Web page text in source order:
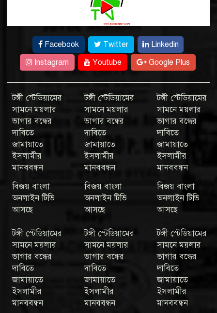
Facebook Twitter
Linkedin
Instagram
Youtube Google Plus
টঙ্গী স্টেডিয়ামের
সামনে ময়লার
ভাগার বন্ধের
দাবিতে
জামায়াতে
ইসলামীর
মানববন্ধন
বিজয় বাংলা
অনলাইন টিভি
আসছে
টঙ্গী স্টেডিয়ামের
সামনে ময়লার
ভাগার বন্ধের
দাবিতে
জামায়াতে
ইসলামীর
মানববন্ধন
বিজয় বাংলা
অনলাইন টিভি
আসছে
টঙ্গী স্টেডিয়ামের
সামনে ময়লার
ভাগার বন্ধের
দাবিতে
জামায়াতে
ইসলামীর
মানববন্ধন
বিজয় বাংলা
অনলাইন টিভি
আসছে
টঙ্গী স্টেডিয়ামের
সামনে ময়লার
ভাগার বন্ধের
দাবিতে
জামায়াতে
ইসলামীর
মানববন্ধন
টঙ্গী স্টেডিয়ামের
সামনে ময়লার
ভাগার বন্ধের
দাবিতে
জামায়াতে
ইসলামীর
মানববন্ধন
টঙ্গী স্টেডিয়ামের
সামনে ময়লার
ভাগার বন্ধের
দাবিতে
জামায়াতে
ইসলামীর
মানববন্ধন